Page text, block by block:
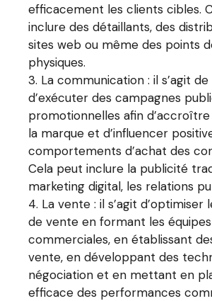
efficacement les clients cibles.
inclure des détaillants, des
sites web ou même des points
physiques.
La communication : il s’agit
d’exécuter des campagnes
promotionnelles afin
la marque et d’influencer
comportements d’achat des
Cela peut inclure la publicité
marketing digital, les relations
La vente : il s’agit d’optimiser
de vente en formant les équipes
commerciales, en établissant
vente, en développant des
négociation et en mettant en
efficace des performances